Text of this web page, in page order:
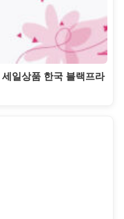
일상품 한국 블랙프라